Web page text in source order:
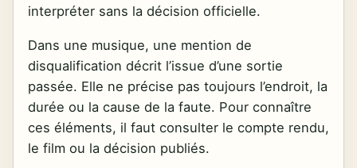
interpréter sans la décision officielle.
Dans une musique, une mention de
disqualification décrit l’issue d’une sortie
passée. Elle ne précise pas toujours l’endroit, la
durée ou la cause de la faute. Pour connaître
ces éléments, il faut consulter le compte rendu,
le film ou la décision publiés.